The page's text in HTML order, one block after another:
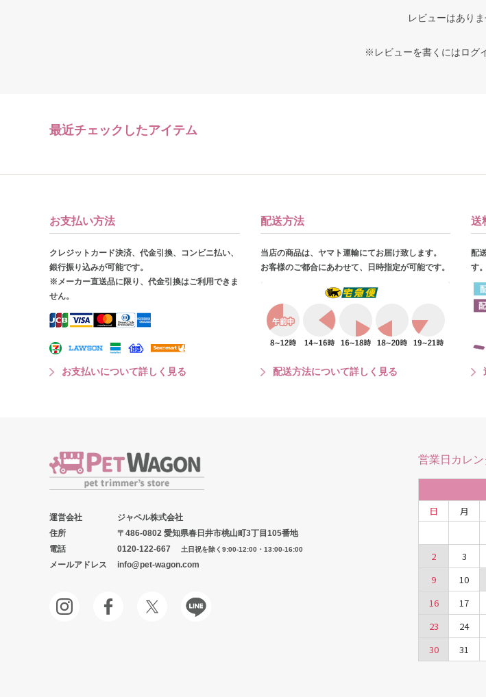
レビューはありま
※レビューを書くにはログ
最近チェックしたアイテム
お支払い方法
クレジットカード決済、代金引換、コンビニ払い、
銀行振り込みが可能です。
※メーカー直送品に限り、代金引換はご利用できま
せん。
お支払いについて詳しく見る
配送方法
当店の商品は、ヤマト運輸にてお届け致します。
お客様のご都合にあわせて、日時指定が可能です。
配送方法について詳しく見る
送
配
す
運営会社
ジャペル株式会社
住所
〒486-0802 愛知県春日井市桃山町3丁目105番地
電話
0120-122-667 土日祝を除く9:00-12:00・13:00-16:00
メールアドレス info@pet-wagon.com
営業日カレン
日 月
2
3
9
10
16
17
23
24
30
31